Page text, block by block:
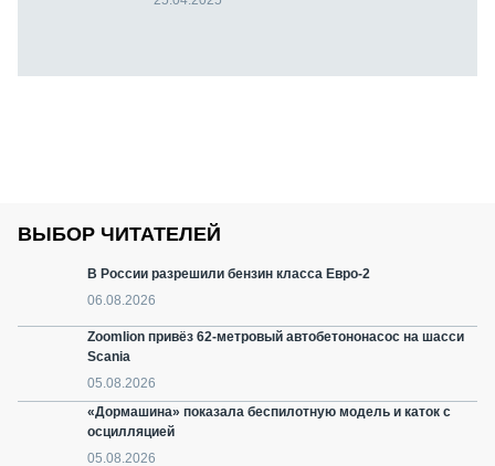
ВЫБОР ЧИТАТЕЛЕЙ
В России разрешили бензин класса Евро-2
06.08.2026
Zoomlion привёз 62-метровый автобетононасос на шасси
Scania
05.08.2026
«Дормашина» показала беспилотную модель и каток с
осцилляцией
05.08.2026